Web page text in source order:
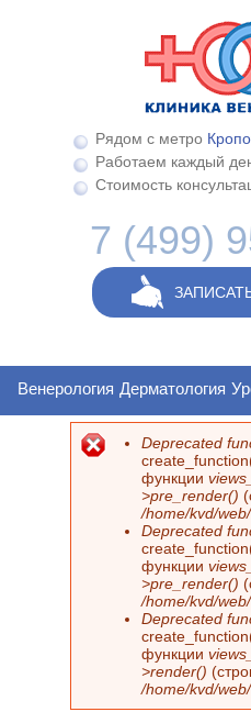
Рядом с метро
Работаем каждый
Стоимость
7 (499)
Венерология Дерматология
Сообщение
Deprecated
функции
>pre_render()
/home/kvd/
Deprecated
функции
>pre_render()
/home/kvd/
Deprecated
функции
>render()
/home/kvd/